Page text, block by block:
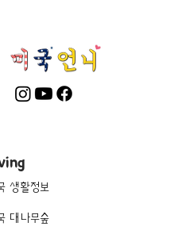
생활정보
대나무숲